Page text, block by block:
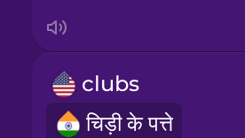
clubs
चिड़ी के पत्ते